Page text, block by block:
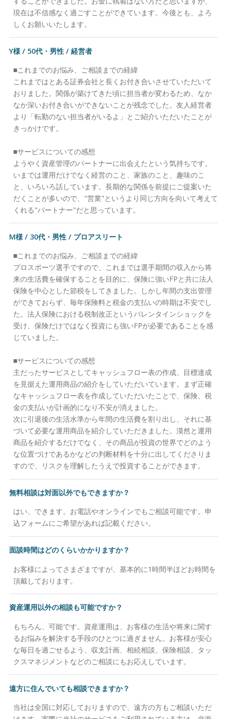
現在は不信感なく過ごすことができています。今後とも、よろ
しくお願いいたします。
Y様 / 50代・男性 / 経営者
■これまでのお悩み、ご相談までの経緯
これまではとある証券会社と長くお付き合いさせていただいて
おりました。関係が築けてきた頃に担当者が変わるため、なか
なか深いお付き合いができないことが残念でした。友人経営者
より「転勤のない担当者がいるよ」とご紹介いただいたことが
きっかけです。
■サービスについての感想
ようやく資産管理のパートナーに出会えたという気持ちです。
いまでは運用だけでなく経営のこと、家族のこと、趣味のこ
と、いろいろ話しています。長期的な関係を前提にご提案いた
だくことが多いので、"営業"というより同じ方向を向いて考えて
くれる"パートナー"だと思っています。
M様 / 30代・男性 / プロアスリート
■これまでのお悩み、ご相談までの経緯
プロスポーツ選手ですので、これまでは選手期間の収入から将
来の生活費を確保することを目的に、保険に強いFPと共に法人
保険を中心とした節税をしてきました。しかし年間の支出管理
ができておらず、毎年保険料と税金の支払いの時期は不安でし
た。法人保険における税制改正というバレンタインショックを
受け、保険だけではなく投資にも強いFPが必要であることを感
じていました。
■サービスについての感想
主だったサービスとしてキャッシュフロー表の作成、目標達成
を見据えた運用商品の紹介をしていただいています。まず正確
なキャッシュフロー表を作成していただいたことで、保険、税
金の支払いが計画的になり不安が消えました。
次に引退後の生活水準から年間の生活費を割り出し、それに基
づいて必要な運用商品を紹介していただきました。漠然と運用
商品を紹介するだけでなく、その商品が投資の世界でどのよう
な位置づけであるかなどの判断材料を十分に出してくださりま
すので、リスクを理解したうえで投資することができます。
無料相談は対面以外でもできますか？
はい、できます。お電話やオンラインでもご相談可能です。申
込フォームにご希望があれば記載ください。
面談時間はどのくらいかかりますか？
お客様によってさまざまですが、基本的に1時間半ほどお時間を
頂戴しております。
資産運用以外の相談も可能ですか？
もちろん、可能です。資産運用は、お客様の生活や将来に関す
るお悩みを解決する手段のひとつに過ぎません。お客様が安心
な毎日を過ごせるよう、収支計画、相続相談、保険相談、タッ
クスマネジメントなどのご相談にもお応えしています。
遠方に住んでいても相談できますか？
当社は全国に対応しておりますので、遠方の方もご相談いただ